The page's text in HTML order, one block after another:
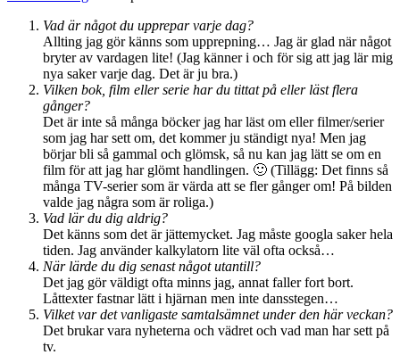
Vad är något du upprepar varje dag?
Allting jag gör känns som upprepning… Jag är glad när något
bryter av vardagen lite! (Jag känner i och för sig att jag lär mig
nya saker varje dag. Det är ju bra.)
Vilken bok, film eller serie har du tittat på eller läst flera
gånger?
Det är inte så många böcker jag har läst om eller filmer/serier
som jag har sett om, det kommer ju ständigt nya! Men jag
börjar bli så gammal och glömsk, så nu kan jag lätt se om en
film för att jag har glömt handlingen. 🙂 (Tillägg: Det finns så
många TV-serier som är värda att se fler gånger om! På bilden
valde jag några som är roliga.)
Vad lär du dig aldrig?
Det känns som det är jättemycket. Jag måste googla saker hela
tiden. Jag använder kalkylatorn lite väl ofta också…
När lärde du dig senast något utantill?
Det jag gör väldigt ofta minns jag, annat faller fort bort.
Låttexter fastnar lätt i hjärnan men inte dansstegen…
Vilket var det vanligaste samtalsämnet under den här veckan?
Det brukar vara nyheterna och vädret och vad man har sett på
tv.